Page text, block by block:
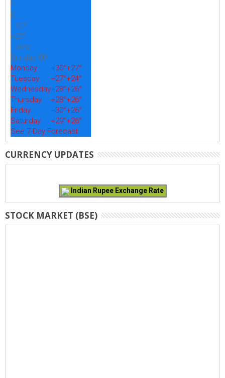
°
C
+30°
+27°
Thane
Sunday, 09
Monday
+30°+27°
Tuesday
+27°+24°
Wednesday+28°+26°
Thursday
+28°+26°
Friday
+30°+26°
Saturday
+29°+26°
See 7-Day Forecast
CURRENCY UPDATES
Indian Rupee Exchange Rate
STOCK MARKET (BSE)